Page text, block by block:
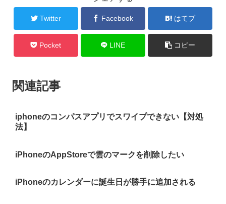
Twitter Facebook はてブ
Pocket LINE コピー
関連記事
iphoneのコンパスアプリでスワイプできない【対処
法】
iPhoneのAppStoreで雲のマークを削除したい
iPhoneのカレンダーに誕生日が勝手に追加される